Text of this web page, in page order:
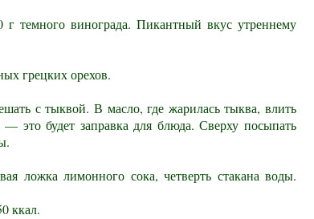
г темного винограда. Пикантный вкус утреннему
грецких орехов.
с тыквой. В масло, где жарилась тыква, влить
это будет заправка для блюда. Сверху посыпать
ложка лимонного сока, четверть стакана воды.
ккал.